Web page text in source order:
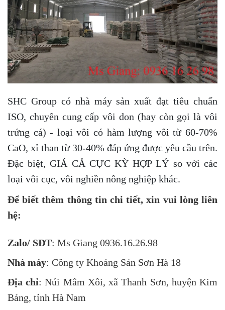
SHC Group có nhà máy sản xuất đạt tiêu chuẩn
ISO, chuyên cung cấp vôi don (hay còn gọi là vôi
trứng cá) - loại vôi có hàm lượng vôi từ 60-70%
CaO, xỉ than từ 30-40% đáp ứng được yêu cầu trên.
Đặc biệt, GIÁ CẢ CỰC KỲ HỢP LÝ so với các
loại vôi cục, vôi nghiền nông nghiệp khác.
Để biết thêm thông tin chi tiết, xin vui lòng liên
hệ:
Zalo/ SĐT: Ms Giang 0936.16.26.98
Nhà máy: Công ty Khoáng Sản Sơn Hà 18
Địa chỉ: Núi Mâm Xôi, xã Thanh Sơn, huyện Kim
Bảng, tỉnh Hà Nam